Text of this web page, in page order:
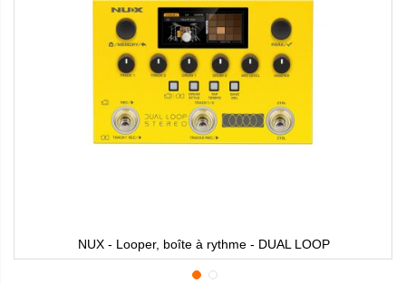
NUX - Looper, boîte à rythme - DUAL LOOP